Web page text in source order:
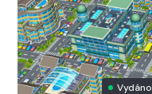
Vydáno